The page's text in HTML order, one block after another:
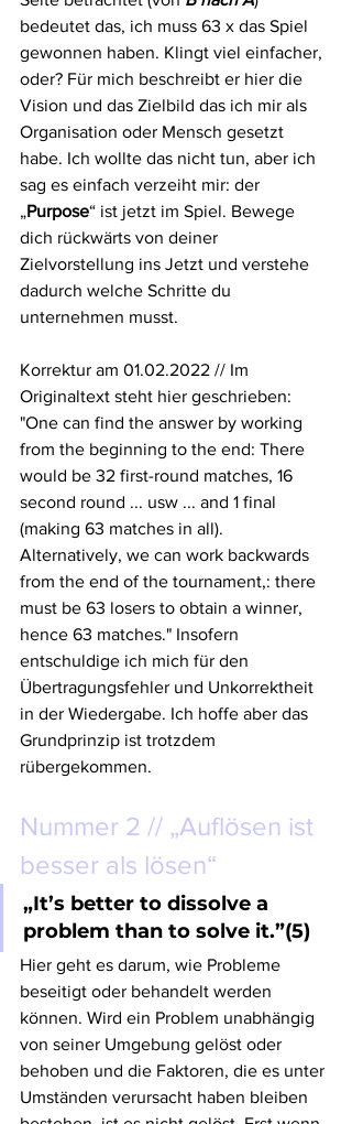
bedeutet das, ich muss 63 x das Spiel
gewonnen haben. Klingt viel einfacher,
oder? Für mich beschreibt er hier die
Vision und das Zielbild das ich mir als
Organisation oder Mensch gesetzt
habe. Ich wollte das nicht tun, aber ich
sag es einfach verzeiht mir: der
„Purpose“ ist jetzt im Spiel. Bewege
dich rückwärts von deiner
Zielvorstellung ins Jetzt und verstehe
dadurch welche Schritte du
unternehmen musst.
Korrektur am 01.02.2022 // Im
Originaltext steht hier geschrieben:
"One can find the answer by working
from the beginning to the end: There
would be 32 first-round matches, 16
second round ... usw ... and 1 final
(making 63 matches in all).
Alternatively, we can work backwards
from the end of the tournament,: there
must be 63 losers to obtain a winner,
hence 63 matches." Insofern
entschuldige ich mich für den
Übertragungsfehler und Unkorrektheit
in der Wiedergabe. Ich hoffe aber das
Grundprinzip ist trotzdem
rübergekommen.
Nummer 2 // „Auflösen ist
besser als lösen“
„It’s better to dissolve a
problem than to solve it.”(5)
Hier geht es darum, wie Probleme
beseitigt oder behandelt werden
können. Wird ein Problem unabhängig
von seiner Umgebung gelöst oder
behoben und die Faktoren, die es unter
Umständen verursacht haben bleiben